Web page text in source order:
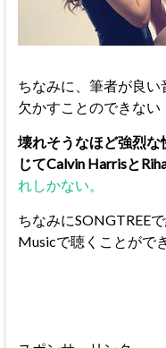
ちなみに、筆者が良
欠かすことのできない
壊れそうなほど強烈
じてCalvin Harrisと
れしかない。
ちなみにSONGTREE
Musicで聴くことがで